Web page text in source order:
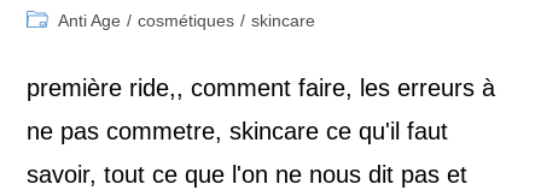
PostAnti Age / cosmétiques / skincare
première ride,, comment faire, les erreurs à
ne pas commetre, skincare ce qu'il faut
savoir, tout ce que l'on ne nous dit pas et